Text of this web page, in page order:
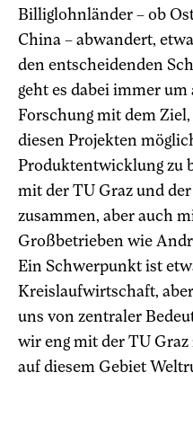
Billiglohnländer – ob
China – abwandert,
den entscheidenden
geht es dabei immer
Forschung mit dem
diesen Projekten
Produktentwicklung zu
mit der TU Graz und
zusammen, aber auch
Großbetrieben wie
Ein Schwerpunkt ist
Kreislaufwirtschaft,
uns von zentraler
wir eng mit der TU Graz
auf diesem Gebiet